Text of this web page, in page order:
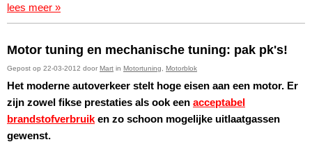
lees meer »
Motor tuning en mechanische tuning: pak pk's!
Gepost op 22-03-2012 door Mart in Motortuning Motorblok
Het moderne autoverkeer stelt hoge eisen aan een motor. Er
zijn zowel fikse prestaties als ook een acceptabel
brandstofverbruik en zo schoon mogelijke uitlaatgassen
gewenst.